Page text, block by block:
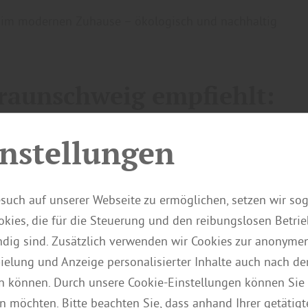
im modernen
ökologisch und
auf unserer Webseite zu ermöglichen, setzen wir
die für die Steuerung und den reibungslosen
sind. Zusätzlich verwenden wir Cookies zur
und Anzeige personalisierter Inhalte auch nach
können. Durch unsere Cookie-Einstellungen können
möchten. Bitte beachten Sie, dass anhand Ihrer